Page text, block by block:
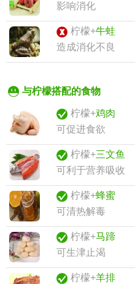
影响消化
柠檬+牛蛙
造成消化不良
与柠檬搭配的食物
柠檬+鸡肉
可促进食欲
柠檬+三文鱼
可利于营养吸收
柠檬+蜂蜜
可清热解毒
柠檬+马蹄
可生津止渴
柠檬+羊排